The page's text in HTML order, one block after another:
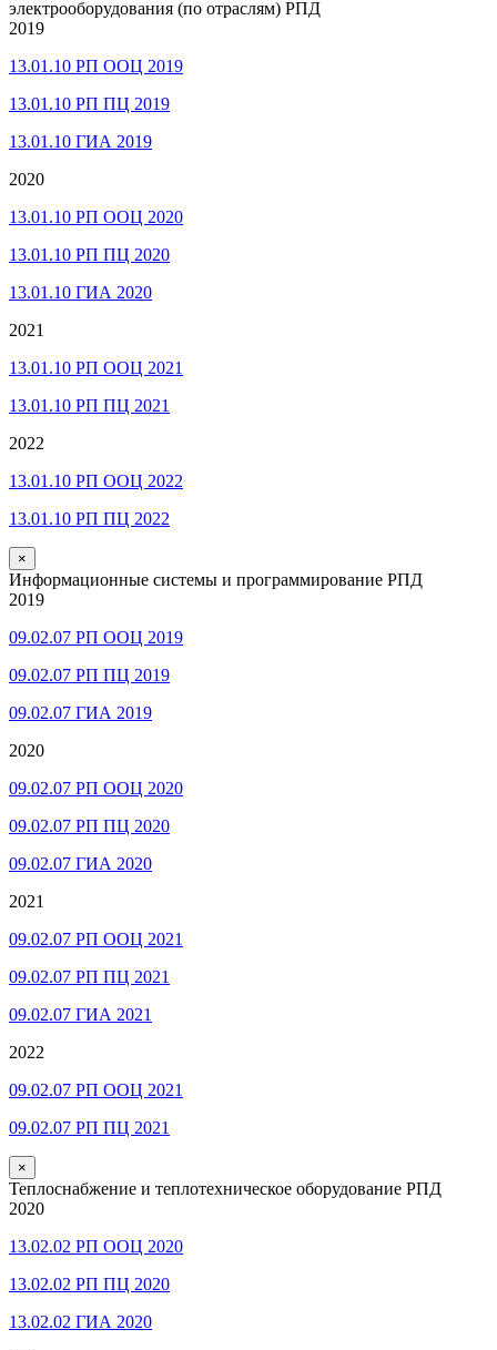
электрооборудования (по отраслям) РПД
2019
13.01.10 РП ООЦ 2019
13.01.10 РП ПЦ 2019
13.01.10 ГИА 2019
2020
13.01.10 РП ООЦ 2020
13.01.10 РП ПЦ 2020
13.01.10 ГИА 2020
2021
13.01.10 РП ООЦ 2021
13.01.10 РП ПЦ 2021
2022
13.01.10 РП ООЦ 2022
13.01.10 РП ПЦ 2022
×
Информационные системы и программирование РПД
2019
09.02.07 РП ООЦ 2019
09.02.07 РП ПЦ 2019
09.02.07 ГИА 2019
2020
09.02.07 РП ООЦ 2020
09.02.07 РП ПЦ 2020
09.02.07 ГИА 2020
2021
09.02.07 РП ООЦ 2021
09.02.07 РП ПЦ 2021
09.02.07 ГИА 2021
2022
09.02.07 РП ООЦ 2021
09.02.07 РП ПЦ 2021
×
Теплоснабжение и теплотехническое оборудование РПД
2020
13.02.02 РП ООЦ 2020
13.02.02 РП ПЦ 2020
13.02.02 ГИА 2020